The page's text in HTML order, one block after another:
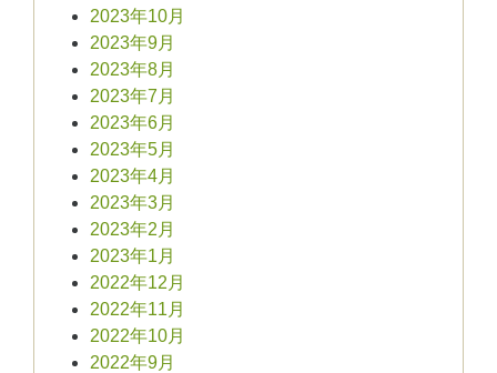
2023年10月
2023年9月
2023年8月
2023年7月
2023年6月
2023年5月
2023年4月
2023年3月
2023年2月
2023年1月
2022年12月
2022年11月
2022年10月
2022年9月